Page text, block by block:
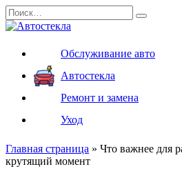
Перейти
к
Search
for:
Обслуживание авто
Автостекла
Ремонт и замена
Уход
Главная страница » Что важнее для
крутящий момент